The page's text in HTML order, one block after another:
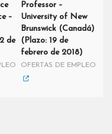
–
de
Professor –
University of New
Brunswick (Canadá)
(Plazo: 19 de
febrero de 2018)
OFERTAS DE EMPLEO